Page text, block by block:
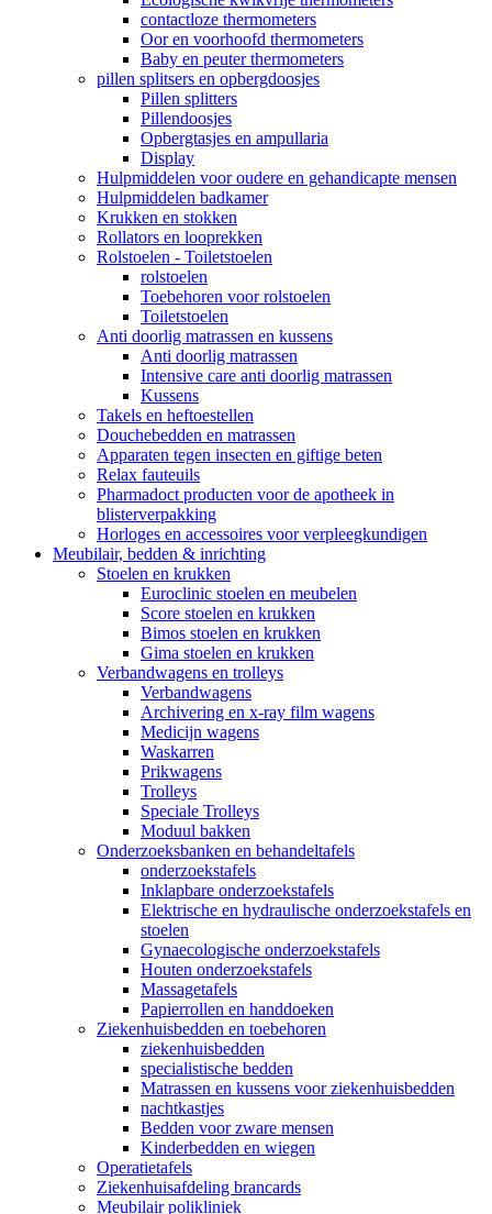
contactloze thermometers
Oor en voorhoofd thermometers
Baby en peuter thermometers
pillen splitsers en opbergdoosjes
Pillen splitters
Pillendoosjes
Opbergtasjes en ampullaria
Display
Hulpmiddelen voor oudere en gehandicapte mensen
Hulpmiddelen badkamer
Krukken en stokken
Rollators en looprekken
Rolstoelen - Toiletstoelen
rolstoelen
Toebehoren voor rolstoelen
Toiletstoelen
Anti doorlig matrassen en kussens
Anti doorlig matrassen
Intensive care anti doorlig matrassen
Kussens
Takels en heftoestellen
Douchebedden en matrassen
Apparaten tegen insecten en giftige beten
Relax fauteuils
Pharmadoct producten voor de apotheek in
blisterverpakking
Horloges en accessoires voor verpleegkundigen
Meubilair, bedden & inrichting
Stoelen en krukken
Euroclinic stoelen en meubelen
Score stoelen en krukken
Bimos stoelen en krukken
Gima stoelen en krukken
Verbandwagens en trolleys
Verbandwagens
Archivering en x-ray film wagens
Medicijn wagens
Waskarren
Prikwagens
Trolleys
Speciale Trolleys
Moduul bakken
Onderzoeksbanken en behandeltafels
onderzoekstafels
Inklapbare onderzoekstafels
Elektrische en hydraulische onderzoekstafels en
stoelen
Gynaecologische onderzoekstafels
Houten onderzoekstafels
Massagetafels
Papierrollen en handdoeken
Ziekenhuisbedden en toebehoren
ziekenhuisbedden
specialistische bedden
Matrassen en kussens voor ziekenhuisbedden
nachtkastjes
Bedden voor zware mensen
Kinderbedden en wiegen
Operatietafels
Ziekenhuisafdeling brancards
Meubilair polikliniek